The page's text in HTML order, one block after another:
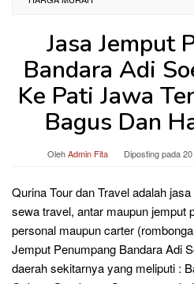
Jasa Jemput
Bandara Adi
Ke Pati Jawa
Bagus Dan
OlehAdmin Fita Diposting pada
Qurina Tour dan Travel adalah
sewa travel, antar maupun jemput
personal maupun carter
Jemput Penumpang Bandara Adi
daerah sekitarnya yang meliputi :